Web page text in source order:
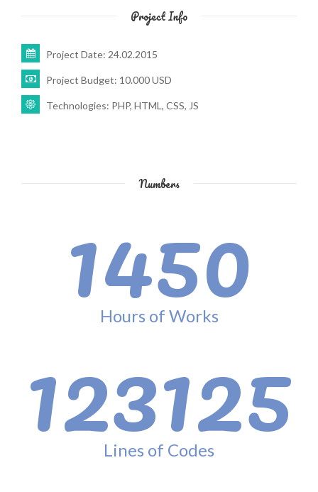
Project Info
Project Date: 24.02.2015
Project Budget: 10.000 USD
Technologies: PHP, HTML, CSS, JS
Numbers
1450
Hours of Works
123125
Lines of Codes